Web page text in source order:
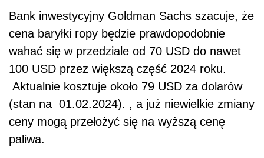
Bank inwestycyjny Goldman Sachs szacuje, że
cena baryłki ropy będzie prawdopodobnie
wahać się w przedziale od 70 USD do nawet
100 USD przez większą część 2024 roku.
Aktualnie kosztuje około 79 USD za dolarów
(stan na 01.02.2024). , a już niewielkie zmiany
ceny mogą przełożyć się na wyższą cenę
paliwa.